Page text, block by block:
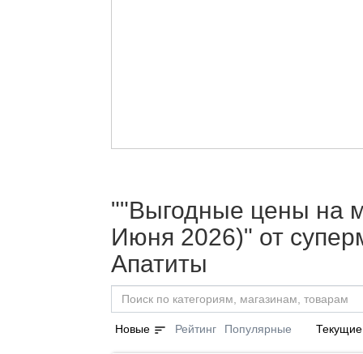
""Выгодные цены на
Июня 2026)" от
Апатиты
Новые sort Рейтинг Популярные Текущие